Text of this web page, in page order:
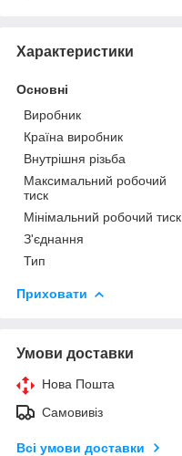
Характеристики
Основні
Виробник
Країна виробник
Внутрішня різьба
Максимальний робочий
тиск
Мінімальний робочий тиск
З'єднання
Тип
Приховати
Умови доставки
Нова Пошта
Самовивіз
Всі умови доставки